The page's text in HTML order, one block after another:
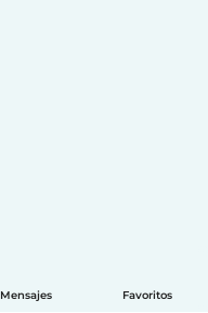
Mensajes Favoritos